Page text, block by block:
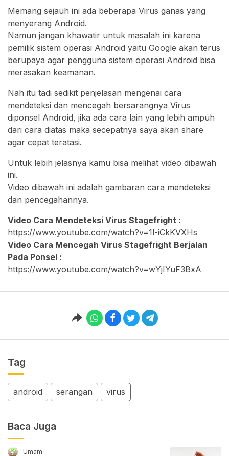
Memang sejauh ini ada beberapa Virus ganas yang
menyerang Android.
Namun jangan khawatir untuk masalah ini karena
pemilik sistem operasi Android yaitu Google akan terus
berupaya agar pengguna sistem operasi Android bisa
merasakan keamanan.
Nah itu tadi sedikit penjelasan mengenai cara
mendeteksi dan mencegah bersarangnya Virus
diponsel Android, jika ada cara lain yang lebih ampuh
dari cara diatas maka secepatnya saya akan share
agar cepat teratasi.
Untuk lebih jelasnya kamu bisa melihat video dibawah
ini.
Video dibawah ini adalah gambaran cara mendeteksi
dan pencegahannya.
Video Cara Mendeteksi Virus Stagefright :
https://www.youtube.com/watch?v=1l-iCkKVXHs
Video Cara Mencegah Virus Stagefright Berjalan
Pada Ponsel :
https://www.youtube.com/watch?v=wYjIYuF3BxA
Tag
android serangan virus
Baca Juga
Umam